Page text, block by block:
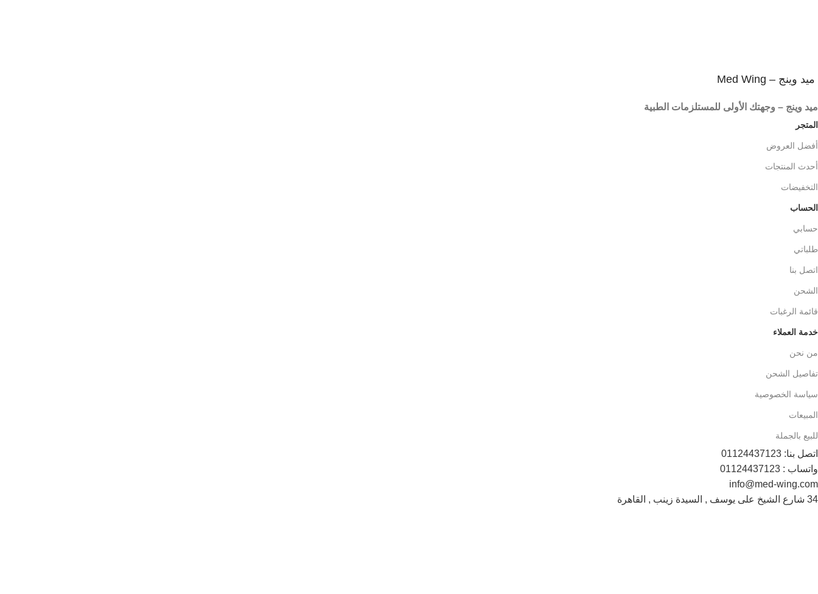
ميد وينج – Med Wing
ميد وينج – وجهتك الأولى للمستلزمات الطبية
المتجر
أفضل العروض
أحدث المنتجات
التخفيضات
الحساب
حسابي
طلباتي
اتصل بنا
الشحن
قائمة الرغبات
خدمة العملاء
من نحن
تفاصيل الشحن
سياسة الخصوصية
المبيعات
للبيع بالجملة
اتصل بنا: 01124437123
واتساب : 01124437123
info@med-wing.com
34 شارع الشيخ على يوسف , السيدة زينب , القاهرة